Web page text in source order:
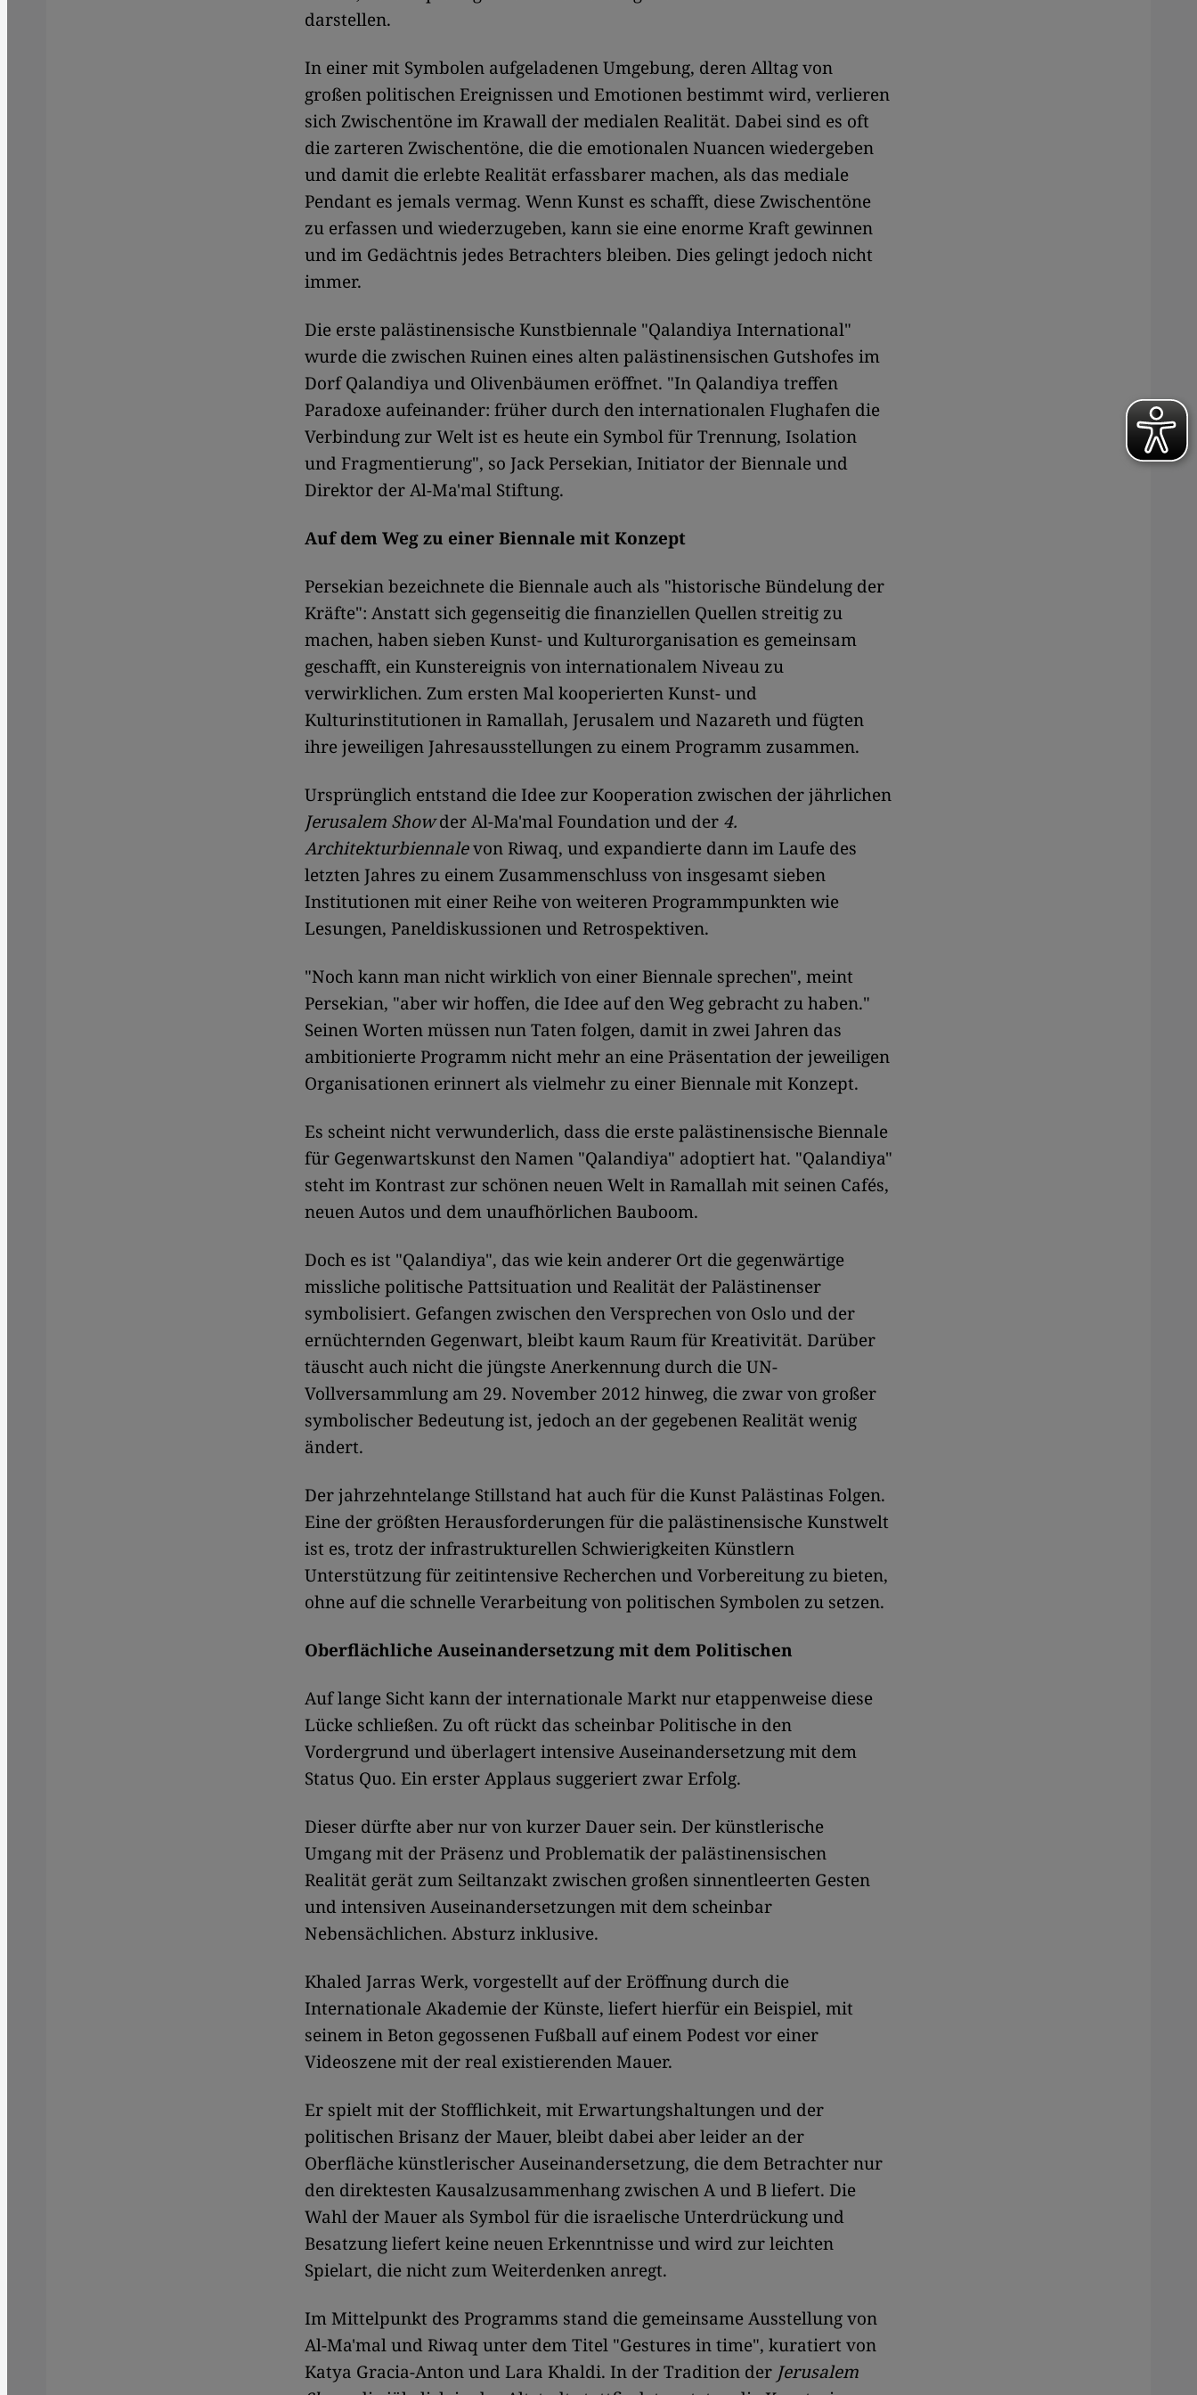
darstellen.
In einer mit Symbolen aufgeladenen Umgebung, deren Alltag von
großen politischen Ereignissen und Emotionen bestimmt wird, verlieren
sich Zwischentöne im Krawall der medialen Realität. Dabei sind es oft
die zarteren Zwischentöne, die die emotionalen Nuancen wiedergeben
und damit die erlebte Realität erfassbarer machen, als das mediale
Pendant es jemals vermag. Wenn Kunst es schafft, diese Zwischentöne
zu erfassen und wiederzugeben, kann sie eine enorme Kraft gewinnen
und im Gedächtnis jedes Betrachters bleiben. Dies gelingt jedoch nicht
immer.
​​Die erste palästinensische Kunstbiennale "Qalandiya International"
wurde die zwischen Ruinen eines alten palästinensischen Gutshofes im
Dorf Qalandiya und Olivenbäumen eröffnet. "In Qalandiya treffen
Paradoxe aufeinander: früher durch den internationalen Flughafen die
Verbindung zur Welt ist es heute ein Symbol für Trennung, Isolation
und Fragmentierung", so Jack Persekian, Initiator der Biennale und
Direktor der Al-Ma'mal Stiftung.
Auf dem Weg zu einer Biennale mit Konzept
Persekian bezeichnete die Biennale auch als "historische Bündelung der
Kräfte": Anstatt sich gegenseitig die finanziellen Quellen streitig zu
machen, haben sieben Kunst- und Kulturorganisation es gemeinsam
geschafft, ein Kunstereignis von internationalem Niveau zu
verwirklichen. Zum ersten Mal kooperierten Kunst- und
Kulturinstitutionen in Ramallah, Jerusalem und Nazareth und fügten
ihre jeweiligen Jahresausstellungen zu einem Programm zusammen.
Ursprünglich entstand die Idee zur Kooperation zwischen der jährlichen
Jerusalem Showder Al-Ma'mal Foundation und der 4.
Architekturbiennalevon Riwaq, und expandierte dann im Laufe des
letzten Jahres zu einem Zusammenschluss von insgesamt sieben
Institutionen mit einer Reihe von weiteren Programmpunkten wie
Lesungen, Paneldiskussionen und Retrospektiven.
"Noch kann man nicht wirklich von einer Biennale sprechen", meint
Persekian, "aber wir hoffen, die Idee auf den Weg gebracht zu haben."
Seinen Worten müssen nun Taten folgen, damit in zwei Jahren das
ambitionierte Programm nicht mehr an eine Präsentation der jeweiligen
Organisationen erinnert als vielmehr zu einer Biennale mit Konzept.
Es scheint nicht verwunderlich, dass die erste palästinensische Biennale
für Gegenwartskunst den Namen "Qalandiya" adoptiert hat. "Qalandiya"
steht im Kontrast zur schönen neuen Welt in Ramallah mit seinen Cafés,
neuen Autos und dem unaufhörlichen Bauboom.
Doch es ist "Qalandiya", das wie kein anderer Ort die gegenwärtige
missliche politische Pattsituation und Realität der Palästinenser
symbolisiert. Gefangen zwischen den Versprechen von Oslo und der
ernüchternden Gegenwart, bleibt kaum Raum für Kreativität. Darüber
täuscht auch nicht die jüngste Anerkennung durch die UN-
Vollversammlung am 29. November 2012 hinweg, die zwar von großer
symbolischer Bedeutung ist, jedoch an der gegebenen Realität wenig
ändert.
Der jahrzehntelange Stillstand hat auch für die Kunst Palästinas Folgen.
Eine der größten Herausforderungen für die palästinensische Kunstwelt
ist es, trotz der infrastrukturellen Schwierigkeiten Künstlern
Unterstützung für zeitintensive Recherchen und Vorbereitung zu bieten,
ohne auf die schnelle Verarbeitung von politischen Symbolen zu setzen.
Oberflächliche Auseinandersetzung mit dem Politischen
Auf lange Sicht kann der internationale Markt nur etappenweise diese
Lücke schließen. Zu oft rückt das scheinbar Politische in den
Vordergrund und überlagert intensive Auseinandersetzung mit dem
Status Quo. Ein erster Applaus suggeriert zwar Erfolg.
Dieser dürfte aber nur von kurzer Dauer sein. Der künstlerische
Umgang mit der Präsenz und Problematik der palästinensischen
Realität gerät zum Seiltanzakt zwischen großen sinnentleerten Gesten
und intensiven Auseinandersetzungen mit dem scheinbar
Nebensächlichen. Absturz inklusive.
Khaled Jarras Werk, vorgestellt auf der Eröffnung durch die
Internationale Akademie der Künste, liefert hierfür ein Beispiel, mit
seinem in Beton gegossenen Fußball auf einem Podest vor einer
Videoszene mit der real existierenden Mauer.
Er spielt mit der Stofflichkeit, mit Erwartungshaltungen und der
politischen Brisanz der Mauer, bleibt dabei aber leider an der
Oberfläche künstlerischer Auseinandersetzung, die dem Betrachter nur
den direktesten Kausalzusammenhang zwischen A und B liefert. Die
Wahl der Mauer als Symbol für die israelische Unterdrückung und
Besatzung liefert keine neuen Erkenntnisse und wird zur leichten
Spielart, die nicht zum Weiterdenken anregt.
​​Im Mittelpunkt des Programms stand die gemeinsame Ausstellung von
Al-Ma'mal und Riwaq unter dem Titel "Gestures in time", kuratiert von
Katya Gracia-Anton und Lara Khaldi. In der Tradition der Jerusalem